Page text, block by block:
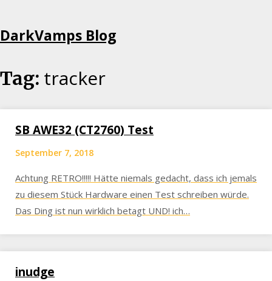
to
DarkVamps Blog
Tag: tracker
SB AWE32 (CT2760) Test
September 7, 2018
Achtung RETRO!!!!! Hätte niemals gedacht, dass ich jemals
zu diesem Stück Hardware einen Test schreiben würde.
Das Ding ist nun wirklich betagt UND! ich…
inudge